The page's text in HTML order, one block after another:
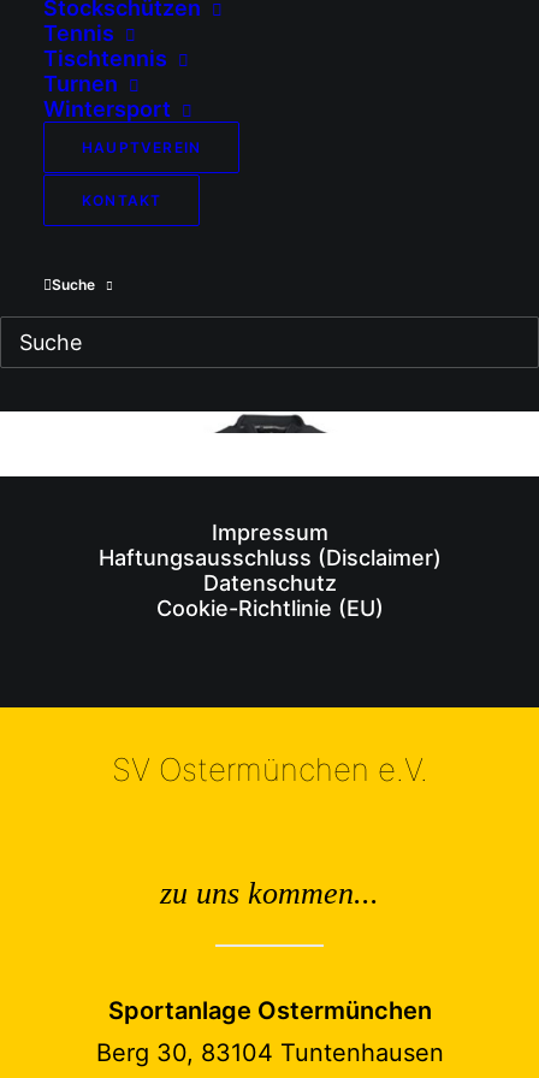
Stockschützen
Tennis
Tischtennis
Turnen
Wintersport
HAUPTVEREIN
KONTAKT
Suche
13.02.2025 InAbteilungen
Impressum
Haftungsausschluss (Disclaimer)
Datenschutz
Cookie-Richtlinie (EU)
SV Ostermünchen e.V.
zu uns kommen...
Sportanlage Ostermünchen
Berg 30, 83104 Tuntenhausen